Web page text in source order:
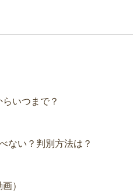
いつまで？
ない？判別方法は？
）